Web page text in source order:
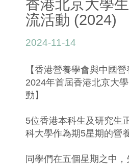
香港北京大學
流活動 (2024)
2024-11-14
【香港營養學會與中國
2024年首屆香港北京大
動】
5位香港本科生及研究生
科大學作為期5星期的營
同學們在五個星期之中